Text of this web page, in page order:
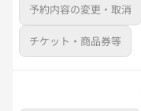
予約内容の変更・取消
チケット・商品券等